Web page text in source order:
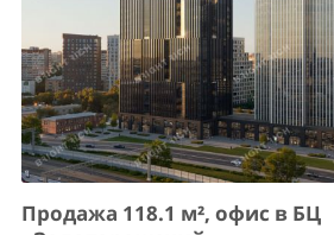
Продажа 118.1 м², офис в БЦ